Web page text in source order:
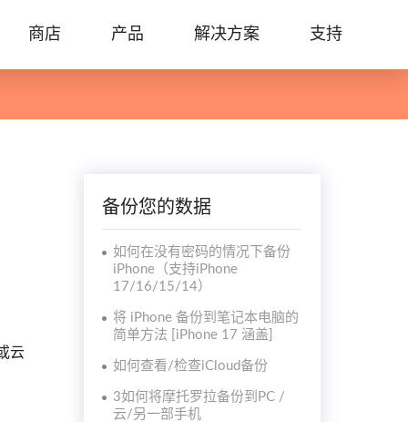
商店 产品 解决方案 支持
云
备份您的数据
如何在没有密码的情况下备份
iPhone（支持iPhone
17/16/15/14）
将 iPhone 备份到笔记本电脑的
简单方法 [iPhone 17 涵盖]
如何查看/检查iCloud备份
3如何将摩托罗拉备份到PC /
云/另一部手机